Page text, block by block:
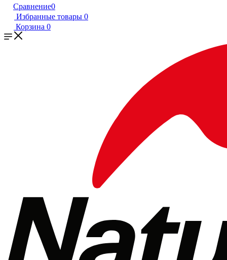
Сравнение0
Избранные товары 0
Корзина 0